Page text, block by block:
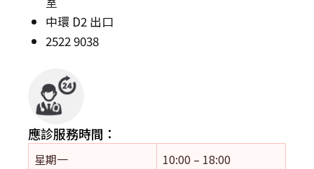
中環 D2 出口
2522 9038
應診服務時間：
星期一
10:00 – 18:00